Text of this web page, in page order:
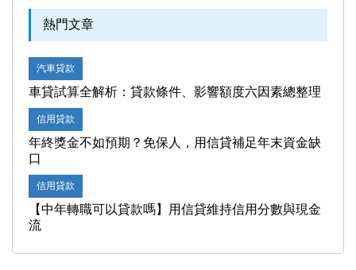
熱門文章
汽車貸款
車貸試算全解析：貸款條件、影響額度六因素總整理
信用貸款
年終獎金不如預期？免保人，用信貸補足年末資金缺
口
信用貸款
【中年轉職可以貸款嗎】用信貸維持信用分數與現金
流